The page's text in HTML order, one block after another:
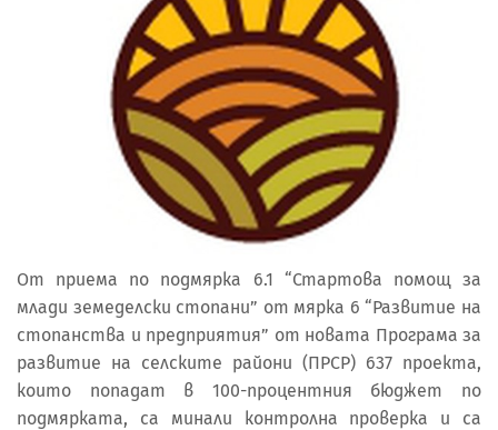
От приема по подмярка 6.1 “Стартова помощ за
млади земеделски стопани” от мярка 6 “Развитие на
стопанства и предприятия” от новата Програма за
развитие на селските райони (ПРСР) 637 проекта,
които попадат в 100-процентния бюджет по
подмярката, са минали контролна проверка и са